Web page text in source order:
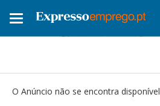
Toggle
O Anúncio não se encontra disponível